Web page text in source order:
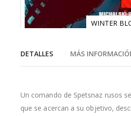
WINTER
comienzo
la
imágenes
DETALLES
Un comando de Spetsnaz rusos
que se acercan a su objetivo,
MÁS